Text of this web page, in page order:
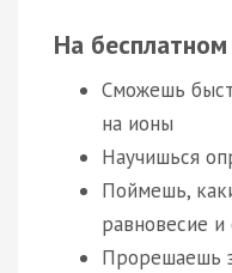
На
Сможешь
на ионы
Научишься
Поймешь,
равновесие
Прорешаешь